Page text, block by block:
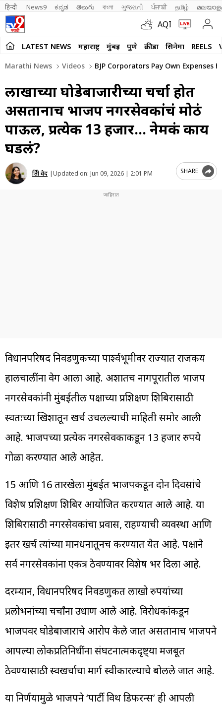
हिन्दी News9 ಕನ್ನಡ తెలుగు বাংলা ગુજરાતી ਪੰਜਾਬੀ தமிழ்
AQI
LATEST NEWS महाराष्ट्र मुंबई पुणे क्रीडा सिनेमा REELS
Marathi News Videos BJP Corporators Pay Own Expenses
लाखोंच्या घोडेबाजारीच्या चर्चा होत
असतानाच भाजप नगरसेवकांचं मोठं
पाऊल, प्रत्येक 13 हजार… नेमकं काय
घडलं?
प्रिती वेद |Updated on: Jun 09, 2026 | 2:01 PM SHARE
विधानपरिषद निवडणुकीच्या पार्श्वभूमीवर राज्यात राजकीय
हालचालींना वेग आला आहे. अशातच नागपूरातील भाजप
नगरसेवकांनी मुंबईतील पक्षाच्या प्रशिक्षण शिबिरासाठी
स्वतःच्या खिशातून खर्च उचलल्याची माहिती समोर आली
आहे. भाजपच्या प्रत्येक नगरसेवकाकडून 13 हजार रुपये
गोळा करण्यात आले आहेत.
15 आणि 16 तारखेला मुंबईत भाजपकडून दोन दिवसांचे
विशेष प्रशिक्षण शिबिर आयोजित करण्यात आले आहे. या
शिबिरासाठी नगरसेवकांचा प्रवास, राहण्याची व्यवस्था आणि
इतर खर्च त्यांच्या मानधनातूनच करण्यात येत आहे. पक्षाने
सर्व नगरसेवकांना एकत्र ठेवण्यावर विशेष भर दिला आहे.
दरम्यान, विधानपरिषद निवडणुकीत लाखो रुपयांच्या
प्रलोभनांच्या चर्चांना उधाण आले आहे. विरोधकांकडून
भाजपवर घोडेबाजाराचे आरोप केले जात असतानाच भाजपने
आपल्या लोकप्रतिनिधींना संघटनात्मकदृष्ट्या मजबूत
ठेवण्यासाठी स्वखर्चाचा मार्ग स्वीकारल्याचे बोलले जात आहे.
या निर्णयामुळे भाजपने ‘पार्टी विथ डिफरन्स’ ही आपली